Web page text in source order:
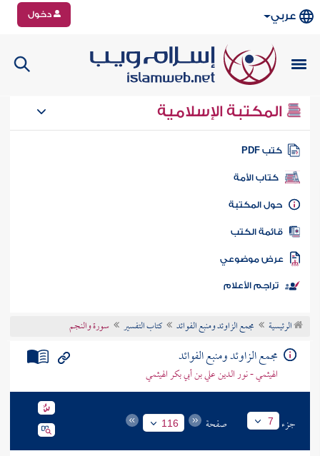
عربي دخول
المكتبة الإسلامية
كتب PDF
كتاب الأمة
المكتبة
الكتب
موضوعي
تراجم الأعلام
الرئيسية مجمع الزاوئد ومنبع الفوائد كتاب التفسير سورة والنجم
مجمع الزاوئد ومنبع الفوائد
الهيثمي - نور الدين علي بن أبي بكر الهيثمي
جزء 7 صفحة 116